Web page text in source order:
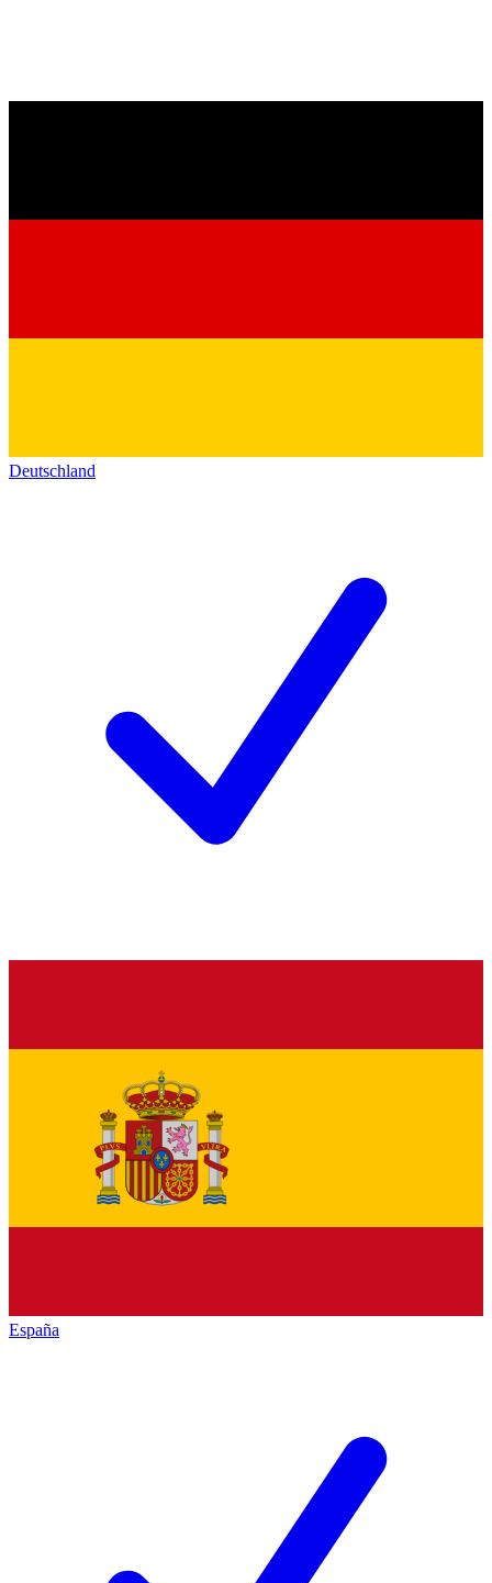
Deutschland
España